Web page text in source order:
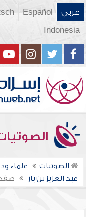
عربي Español
Indonesia
الصوتيات علماء
عبد العزيز بن باز